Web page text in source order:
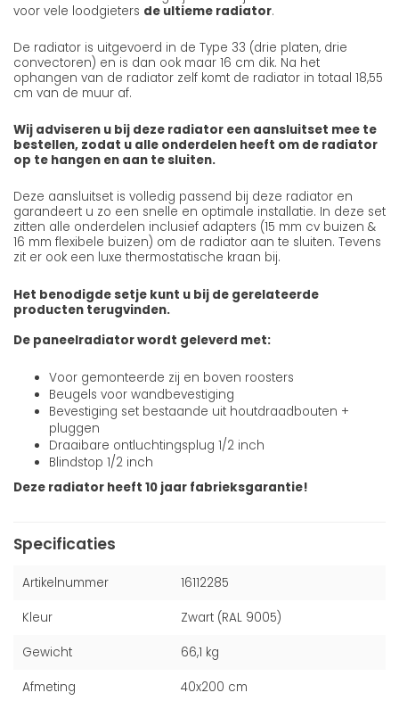
voor vele loodgieters de ultieme radiator.
De radiator is uitgevoerd in de Type 33 (drie platen, drie
convectoren) en is dan ook maar 16 cm dik. Na het
ophangen van de radiator zelf komt de radiator in totaal 18,55
cm van de muur af.
Wij adviseren u bij deze radiator een aansluitset mee te
bestellen, zodat u alle onderdelen heeft om de radiator
op te hangen en aan te sluiten.
Deze aansluitset is volledig passend bij deze radiator en
garandeert u zo een snelle en optimale installatie. In deze set
zitten alle onderdelen inclusief adapters (15 mm cv buizen &
16 mm flexibele buizen) om de radiator aan te sluiten. Tevens
zit er ook een luxe thermostatische kraan bij.
Het benodigde setje kunt u bij de gerelateerde
producten terugvinden.
De paneelradiator wordt geleverd met:
Voor gemonteerde zij en boven roosters
Beugels voor wandbevestiging
Bevestiging set bestaande uit houtdraadbouten +
pluggen
Draaibare ontluchtingsplug 1/2 inch
Blindstop 1/2 inch
Deze radiator heeft 10 jaar fabrieksgarantie!
Specificaties
Artikelnummer 16112285
Kleur Zwart (RAL 9005)
Gewicht 66,1 kg
Afmeting 40x200 cm